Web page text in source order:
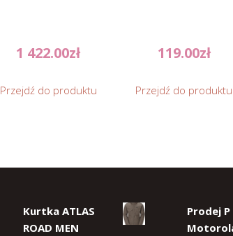
1 422.00zł
Przejdź do produktu
119.00zł
Przejdź do produktu
Kurtka ATLAS
ROAD MEN
Prodej